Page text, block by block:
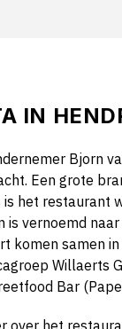
IN
Bjorn
Een grote
is het restaurant
is vernoemd
komen samen in
Willaerts
Bar